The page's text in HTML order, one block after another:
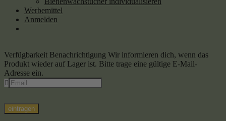
Werbemittel
Anmelden
Verfügbarkeit Benachrichtigung Wir informieren dich, wenn das
Produkt wieder auf Lager ist. Bitte trage eine gültige E-Mail-
Adresse ein.
eintragen